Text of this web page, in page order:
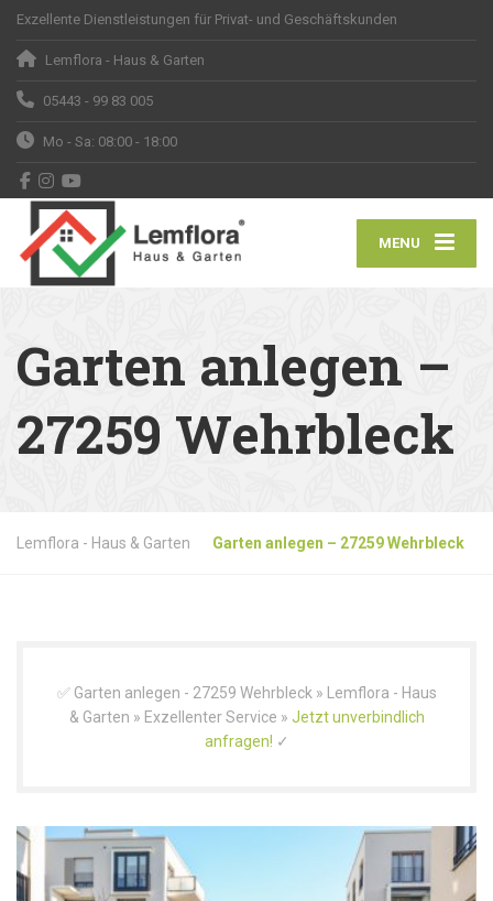
Exzellente Dienstleistungen für Privat- und Geschäftskunden
Lemflora - Haus & Garten
05443 - 99 83 005
Mo - Sa: 08:00 - 18:00
MENU
Garten anlegen –
27259 Wehrbleck
Lemflora - Haus & Garten Garten anlegen – 27259 Wehrbleck
✅ Garten anlegen - 27259 Wehrbleck » Lemflora - Haus
& Garten » Exzellenter Service » Jetzt unverbindlich
anfragen! ✓